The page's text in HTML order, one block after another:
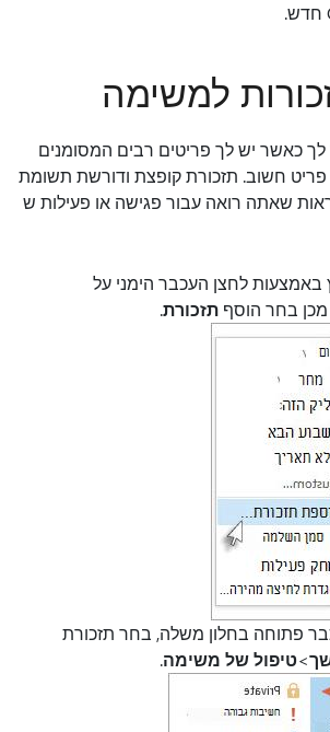
למשימה
לך כאשר יש לך פריטים רבים המסומנים
פריט חשוב. תזכורת קופצת ודורשת תשומת
שאתה רואה עבור פגישה או פעילות ש
לחצן העכבר הימני על
מכן בחר הוסף תזכורת.
פתוחה בחלון משלה, בחר תזכורת
>טיפול של משימה.